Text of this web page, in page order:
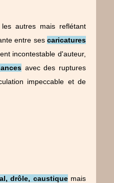
autres mais reflétant
entre ses caricatures
incontestable d'auteur,
avec des ruptures
impeccable et de
drôle, caustiquemais